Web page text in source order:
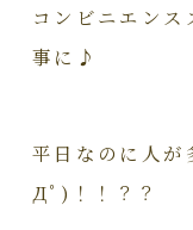
コンビニエンス
事に♪
平日なのに人が
Дﾟ)！！？？